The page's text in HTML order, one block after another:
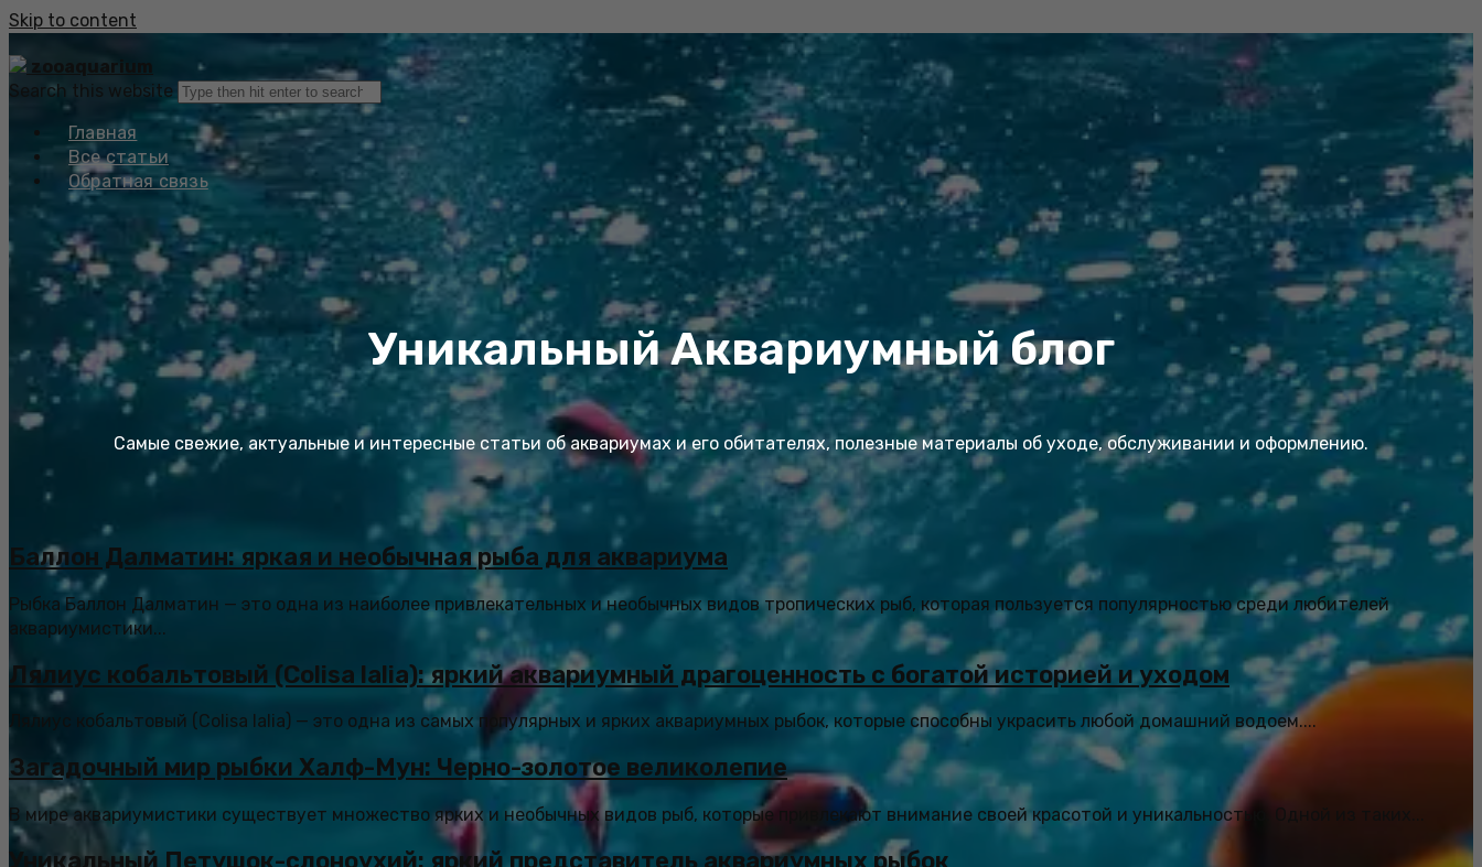
Skip to content
zooaquarium
Search this website
Главная
Все статьи
Обратная связь
Уникальный Аквариумный блог
Самые свежие, актуальные и интересные статьи об аквариумах и его обитателях, полезные материалы об уходе, обслуживании и оформлению.
Баллон Далматин: яркая и необычная рыба для аквариума
Рыбка Баллон Далматин — это одна из наиболее привлекательных и необычных видов тропических рыб, которая пользуется популярностью среди любителей
аквариумистики...
Лялиус кобальтовый (Colisa lalia): яркий аквариумный драгоценность с богатой историей и уходом
Лялиус кобальтовый (Colisa lalia) — это одна из самых популярных и ярких аквариумных рыбок, которые способны украсить любой домашний водоем....
Загадочный мир рыбки Халф-Мун: Черно-золотое великолепие
В мире аквариумистики существует множество ярких и необычных видов рыб, которые привлекают внимание своей красотой и уникальностью. Одной из таких...
Уникальный Петушок-слоноухий: яркий представитель аквариумных рыбок